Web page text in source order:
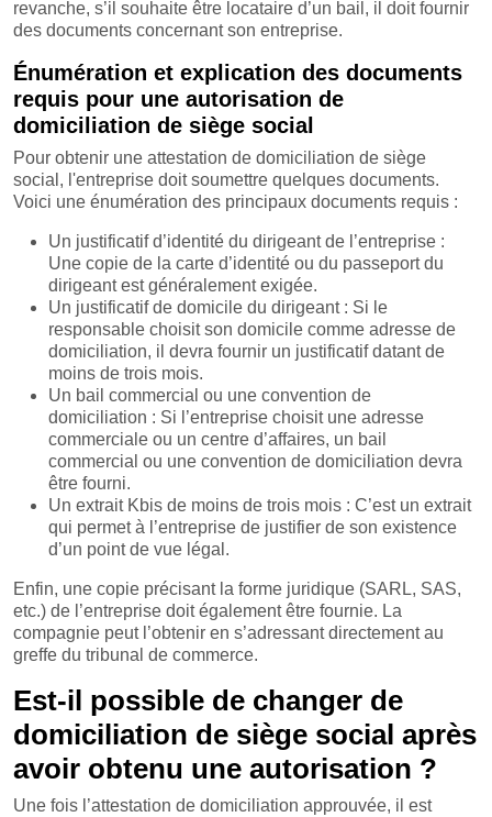
revanche, s’il souhaite être locataire d’un bail, il doit fournir
des documents concernant son entreprise.
Énumération et explication des documents
requis pour une autorisation de
domiciliation de siège social
Pour obtenir une attestation de domiciliation de siège
social, l'entreprise doit soumettre quelques documents.
Voici une énumération des principaux documents requis :
Un justificatif d’identité du dirigeant de l’entreprise :
Une copie de la carte d’identité ou du passeport du
dirigeant est généralement exigée.
Un justificatif de domicile du dirigeant : Si le
responsable choisit son domicile comme adresse de
domiciliation, il devra fournir un justificatif datant de
moins de trois mois.
Un bail commercial ou une convention de
domiciliation : Si l’entreprise choisit une adresse
commerciale ou un centre d’affaires, un bail
commercial ou une convention de domiciliation devra
être fourni.
Un extrait Kbis de moins de trois mois : C’est un extrait
qui permet à l’entreprise de justifier de son existence
d’un point de vue légal.
Enfin, une copie précisant la forme juridique (SARL, SAS,
etc.) de l’entreprise doit également être fournie. La
compagnie peut l’obtenir en s’adressant directement au
greffe du tribunal de commerce.
Est-il possible de changer de
domiciliation de siège social après
avoir obtenu une autorisation ?
Une fois l’attestation de domiciliation approuvée, il est